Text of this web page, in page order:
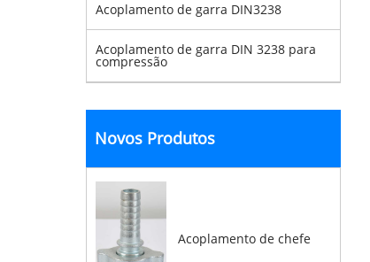
Acoplamento de garra DIN3238
Acoplamento de garra DIN 3238 para
compressão
Novos Produtos
Acoplamento de chefe